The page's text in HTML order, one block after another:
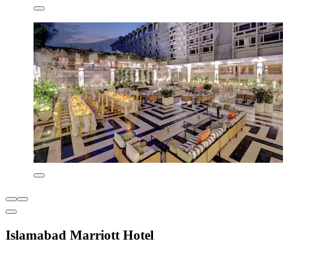
Islamabad Marriott Hotel